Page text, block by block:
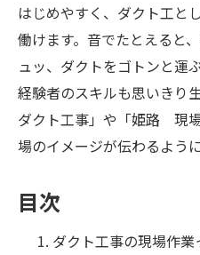
はじめやすく、ダクト工と
働けます。音でたとえると
ュッ、ダクトをゴトンと運
経験者のスキルも思いきり
ダクト工事」や「姫路 現
場のイメージが伝わるよう
目次
ダクト工事の現場作業